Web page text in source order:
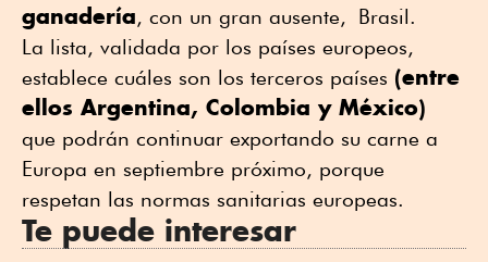
ganadería, con un gran ausente, Brasil.
La lista, validada por los países europeos,
establece cuáles son los terceros países (entre
ellos Argentina, Colombia y México)
que podrán continuar exportando su carne a
Europa en septiembre próximo, porque
respetan las normas sanitarias europeas.
Te puede interesar